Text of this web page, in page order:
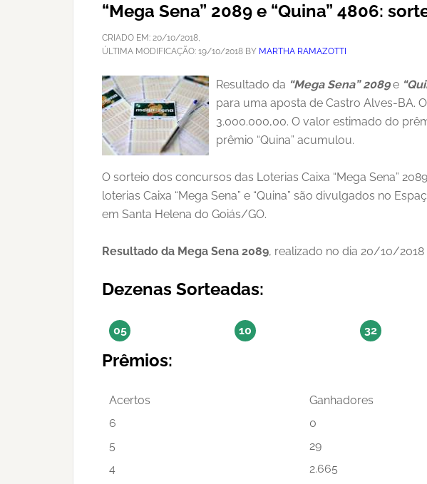
“Mega Sena” 2089 e “Quina” 4806:
CRIADO EM: 20/10/2018,
ÚLTIMA MODIFICAÇÃO: 19/10/2018 BY MARTHA RAMAZOTTI
Resultado da “Mega Sena” 2089e
para uma aposta de Castro Alves-BA.
3.000.000,00. O valor estimado do
prêmio “Quina” acumulou.
O sorteio dos concursos das Loterias Caixa “Mega Sena”
loterias Caixa “Mega Sena” e “Quina” são divulgados no
em Santa Helena do Goiás/GO.
Resultado da Mega Sena 2089, realizado no dia 20/10/2018
Dezenas Sorteadas:
05 10 32
Prêmios:
Acertos Ganhadores
6
0
5
29
4
2.665